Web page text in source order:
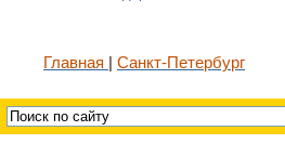
Главная Санкт-Петербург